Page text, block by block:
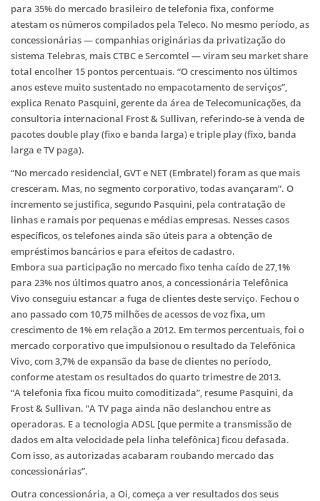
para 35% do mercado brasileiro de telefonia fixa, conforme
atestam os números compilados pela Teleco. No mesmo período, as
concessionárias — companhias originárias da privatização do
sistema Telebras, mais CTBC e Sercomtel — viram seu market share
total encolher 15 pontos percentuais. “O crescimento nos últimos
anos esteve muito sustentado no empacotamento de serviços”,
explica Renato Pasquini, gerente da área de Telecomunicações, da
consultoria internacional Frost & Sullivan, referindo-se à venda de
pacotes double play (fixo e banda larga) e triple play (fixo, banda
larga e TV paga).
“No mercado residencial, GVT e NET (Embratel) foram as que mais
cresceram. Mas, no segmento corporativo, todas avançaram”. O
incremento se justifica, segundo Pasquini, pela contratação de
linhas e ramais por pequenas e médias empresas. Nesses casos
específicos, os telefones ainda são úteis para a obtenção de
empréstimos bancários e para efeitos de cadastro.
Embora sua participação no mercado fixo tenha caído de 27,1%
para 23% nos últimos quatro anos, a concessionária Telefônica
Vivo conseguiu estancar a fuga de clientes deste serviço. Fechou o
ano passado com 10,75 milhões de acessos de voz fixa, um
crescimento de 1% em relação a 2012. Em termos percentuais, foi o
mercado corporativo que impulsionou o resultado da Telefônica
Vivo, com 3,7% de expansão da base de clientes no período,
conforme atestam os resultados do quarto trimestre de 2013.
“A telefonia fixa ficou muito comoditizada”, resume Pasquini, da
Frost & Sullivan. “A TV paga ainda não deslanchou entre as
operadoras. E a tecnologia ADSL [que permite a transmissão de
dados em alta velocidade pela linha telefônica] ficou defasada.
Com isso, as autorizadas acabaram roubando mercado das
concessionárias”.
Outra concessionária, a Oi, começa a ver resultados dos seus